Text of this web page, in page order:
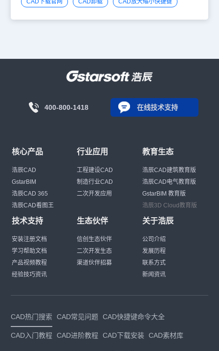
400-800-1418 在线技术支持
核心产品
浩辰CAD
GstarBIM
浩辰CAD 365
浩辰CAD看图王
行业应用
工程建设CAD
制造行业CAD
二次开发应用
教育生态
浩辰CAD建筑教育版
浩辰CAD电气教育版
GstarBIM 教育版
浩辰3D Cloud教育版
技术支持
安装注册文档
学习帮助文档
产品视频教程
经验技巧资讯
生态伙伴
信创生态伙伴
二次开发生态
渠道伙伴招募
关于浩辰
公司介绍
发展历程
联系方式
新闻资讯
CAD热门搜索 CAD常见问题 CAD快捷键命令大全
CAD入门教程 CAD进阶教程 CAD下载安装 CAD素材库